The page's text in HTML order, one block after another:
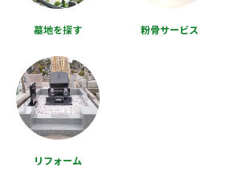
墓地を探す 粉骨サービス
リフォーム